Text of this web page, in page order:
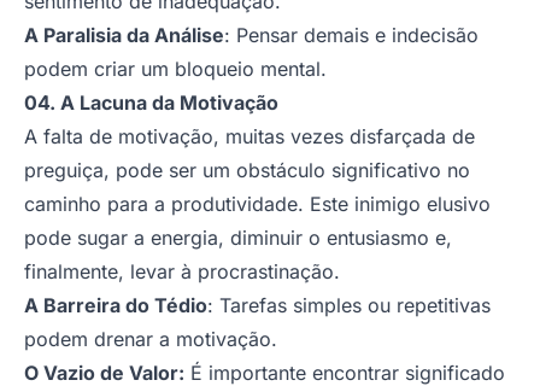
A Paralisia da Análise: Pensar demais e indecisão
podem criar um bloqueio mental.
04. A Lacuna da Motivação
A falta de motivação, muitas vezes disfarçada de
preguiça, pode ser um obstáculo significativo no
caminho para a produtividade. Este inimigo elusivo
pode sugar a energia, diminuir o entusiasmo e,
finalmente, levar à procrastinação.
A Barreira do Tédio: Tarefas simples ou repetitivas
podem drenar a motivação.
O Vazio de Valor: É importante encontrar significado